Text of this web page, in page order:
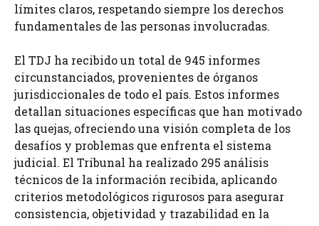
límites claros, respetando siempre los derechos
fundamentales de las personas involucradas.
El TDJ ha recibido un total de 945 informes
circunstanciados, provenientes de órganos
jurisdiccionales de todo el país. Estos informes
detallan situaciones específicas que han motivado
las quejas, ofreciendo una visión completa de los
desafíos y problemas que enfrenta el sistema
judicial. El Tribunal ha realizado 295 análisis
técnicos de la información recibida, aplicando
criterios metodológicos rigurosos para asegurar
consistencia, objetividad y trazabilidad en la